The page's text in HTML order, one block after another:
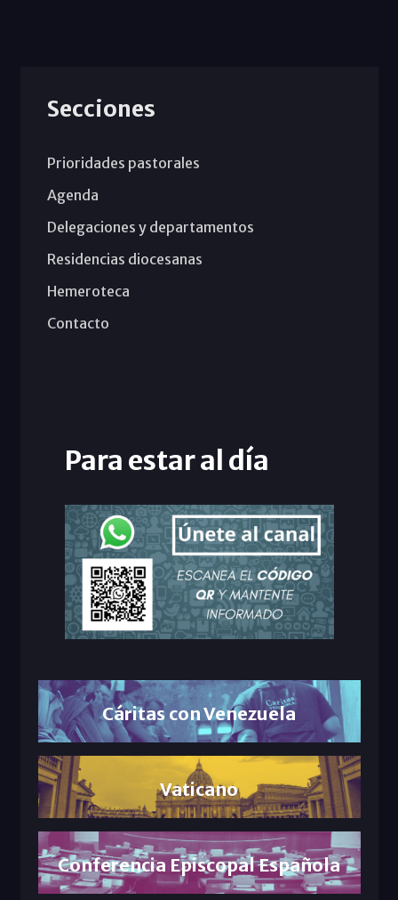
Secciones
Prioridades pastorales
Agenda
Delegaciones y departamentos
Residencias diocesanas
Hemeroteca
Contacto
Para estar al día
Cáritas con Venezuela
Vaticano
Conferencia Episcopal Española